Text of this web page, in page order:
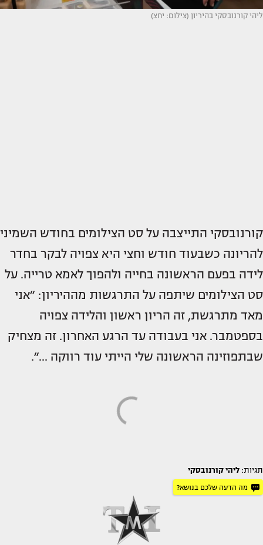
ליהי קורנובסקי בהיריון (צילום: יחצ)
קורנובסקי התייצבה על סט הצילומים בחודש השמיני
להריונה כשבעוד חודש וחצי היא צפויה לבקר בחדר
לידה בפעם הראשונה בחייה ולהפוך לאמא טרייה. על
סט הצילומים שיתפה על התרגשות מההיריון: ״אני
מאד מתרגשת, זה הריון ראשון והלידה צפויה
בספטמבר. אני בעבודה עד הרגע האחרון. זה מצחיק
שבתפוזינה הראשונה שלי הייתי עוד רווקה ...״.
תגיות: ליהי קורנובסקי
מה הדעה שלכם בנושא?